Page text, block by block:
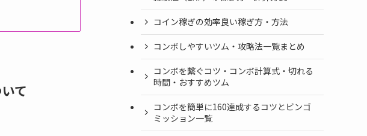
て
コイン稼ぎの効率良い稼ぎ方・方法
コンボしやすいツム・攻略法一覧まとめ
コンボを繋ぐコツ・コンボ計算式・切れる
時間・おすすめツム
コンボを簡単に160達成するコツとビンゴ
ミッション一覧